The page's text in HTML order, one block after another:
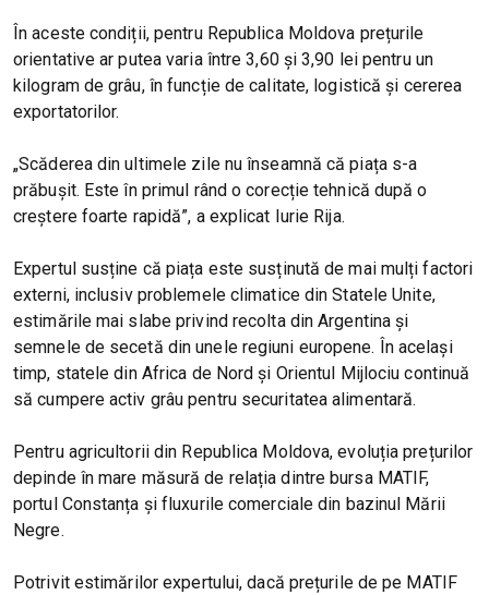
În aceste condiții, pentru Republica Moldova prețurile
orientative ar putea varia între 3,60 și 3,90 lei pentru un
kilogram de grâu, în funcție de calitate, logistică și cererea
exportatorilor.
„Scăderea din ultimele zile nu înseamnă că piața s-a
prăbușit. Este în primul rând o corecție tehnică după o
creștere foarte rapidă”, a explicat Iurie Rija.
Expertul susține că piața este susținută de mai mulți factori
externi, inclusiv problemele climatice din Statele Unite,
estimările mai slabe privind recolta din Argentina și
semnele de secetă din unele regiuni europene. În același
timp, statele din Africa de Nord și Orientul Mijlociu continuă
să cumpere activ grâu pentru securitatea alimentară.
Pentru agricultorii din Republica Moldova, evoluția prețurilor
depinde în mare măsură de relația dintre bursa MATIF,
portul Constanța și fluxurile comerciale din bazinul Mării
Negre.
Potrivit estimărilor expertului, dacă prețurile de pe MATIF